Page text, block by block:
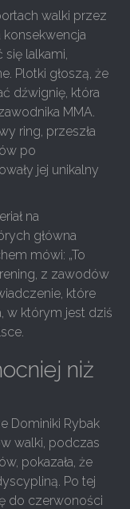
walki przez
konsekwencja
lalkami,
Plotki głoszą, że
dźwignię, która
MMA.
ring, przeszła
po
jej unikalny
na
główna
mówi: „To
z zawodów
które
w którym jest dziś
niż
Dominiki Rybak
walki, podczas
pokazała, że
Po tej
do czerwoności